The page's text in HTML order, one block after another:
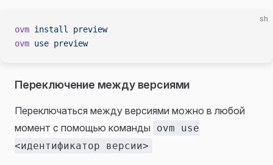
sh
ovm install
preview
ovm use preview
Переключение между версиями
Переключаться между версиями можно в любой
момент с помощью команды
ovm use
<идентификатор версии>